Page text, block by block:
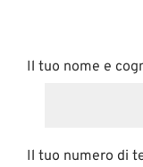
Il tuo nome e
Il tuo numero di